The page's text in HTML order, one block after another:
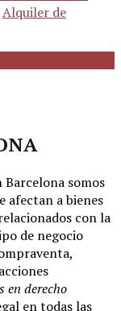
Alquiler de
Barcelona somos
afectan a bienes
con la
de negocio
en derecho
en todas las